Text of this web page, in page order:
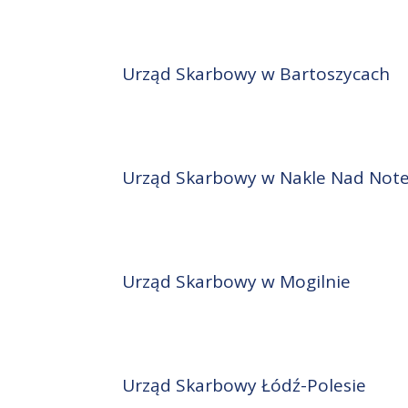
Urząd Skarbowy w Bartoszycach
Urząd Skarbowy w Nakle Nad
Urząd Skarbowy w Mogilnie
Urząd Skarbowy Łódź-Polesie